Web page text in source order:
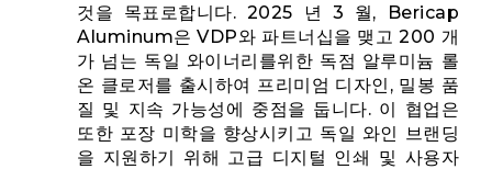
것을 목표로합니다. 2025 년 3 월, Bericap
Aluminum은 VDP와 파트너십을 맺고 200 개
가 넘는 독일 와이너리를위한 독점 알루미늄 롤
온 클로저를 출시하여 프리미엄 디자인, 밀봉 품
질 및 지속 가능성에 중점을 둡니다. 이 협업은
또한 포장 미학을 향상시키고 독일 와인 브랜딩
을 지원하기 위해 고급 디지털 인쇄 및 사용자